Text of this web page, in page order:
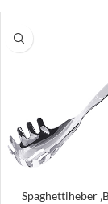
Spaghettiheber